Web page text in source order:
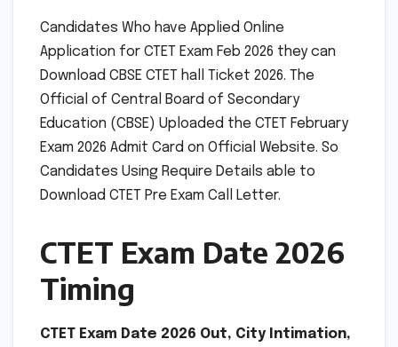
Candidates Who have Applied Online
Application for CTET Exam Feb 2026 they can
Download CBSE CTET hall Ticket 2026. The
Official of Central Board of Secondary
Education (CBSE) Uploaded the CTET February
Exam 2026 Admit Card on Official Website. So
Candidates Using Require Details able to
Download CTET Pre Exam Call Letter.
CTET Exam Date 2026
Timing
CTET Exam Date 2026 Out, City Intimation,